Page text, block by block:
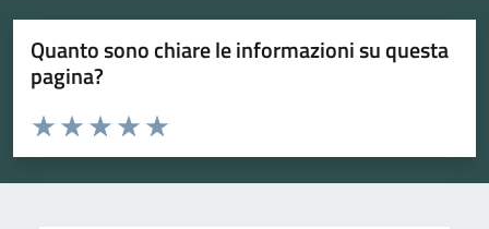
Quanto sono chiare le informazioni su questa
pagina?
Valuta da 1 a 5 stelle la pagina
Valuta 5 stelle su 5
Valuta 4 stelle su 5
Valuta 3 stelle su 5
Valuta 2 stelle su 5
Valuta 1 stelle su 5